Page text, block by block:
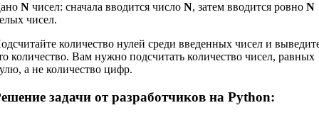
N чисел: сначала вводится число N, затем вводится ровноN
чисел.
количество нулей среди введенных чисел и
количество. Вам нужно подсчитать количество чисел, равных
а не количество цифр.
задачи от разработчиков на Python: